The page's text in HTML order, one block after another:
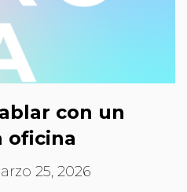
con un
oficina
25, 2026